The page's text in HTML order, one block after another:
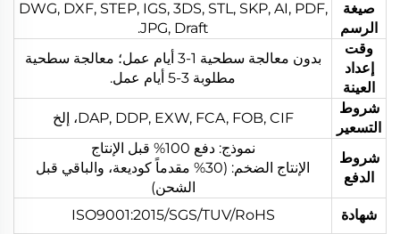
صيغة
الرسم
DWG, DXF, STEP, IGS, 3DS, STL, SKP, AI, PDF,
JPG, Draft.
وقت
إعداد
العينة
بدون معالجة سطحية 1-3 أيام عمل؛ معالجة سطحية
مطلوبة 3-5 أيام عمل.
شروط
التسعير
DAP, DDP, EXW, FCA, FOB, CIF، إلخ
شروط
الدفع
نموذج: دفع 100% قبل الإنتاج
الإنتاج الضخم: (30% مقدماً كوديعة، والباقي قبل
الشحن)
شهادة
ISO9001:2015/SGS/TUV/RoHS